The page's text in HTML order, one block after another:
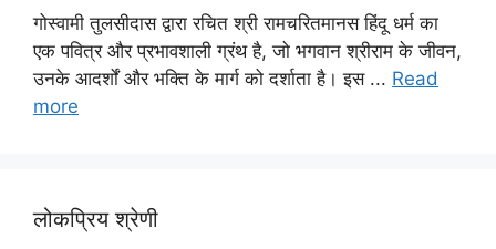
गोस्वामी तुलसीदास द्वारा रचित श्री रामचरितमानस हिंदू धर्म का
एक पवित्र और प्रभावशाली ग्रंथ है, जो भगवान श्रीराम के जीवन,
उनके आदर्शों और भक्ति के मार्ग को दर्शाता है। इस ... Read
more
लोकप्रिय श्रेणी